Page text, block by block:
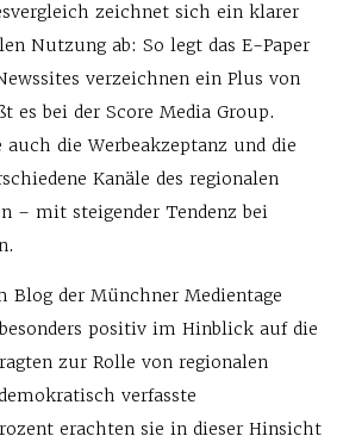
zeichnet sich ein klarer
Nutzung ab: So legt das E-Paper
verzeichnen ein Plus von
es bei der Score Media Group.
die Werbeakzeptanz und die
Kanäle des regionalen
– mit steigender Tendenz bei
Blog der Münchner Medientage
positiv im Hinblick auf die
zur Rolle von regionalen
verfasste
erachten sie in dieser Hinsicht